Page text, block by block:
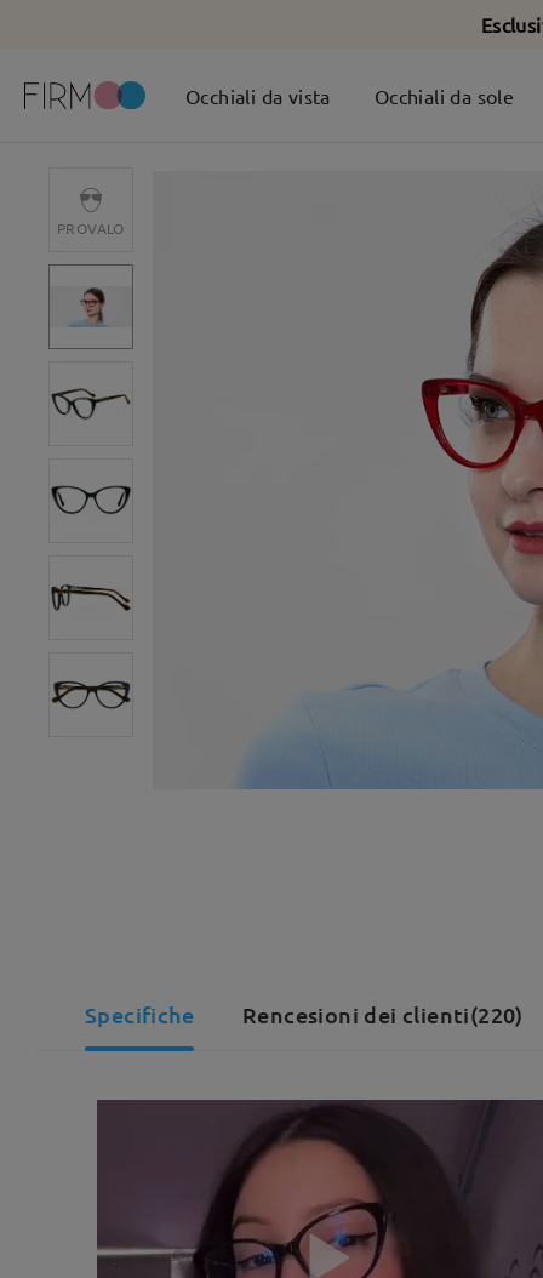
Occhiali da vista Occhiali da sole
PROVALO
Specifiche Rencesioni dei clienti(220)